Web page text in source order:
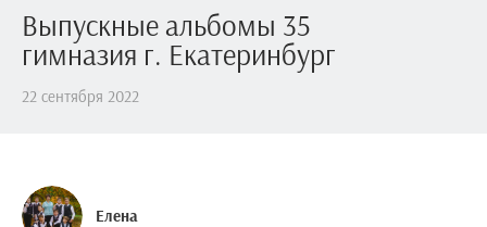
Выпускные альбомы 35
гимназия г. Екатеринбург
22 сентября 2022
Елена